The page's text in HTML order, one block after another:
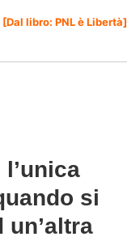
[Dal libro: PNL è Libertà]
si